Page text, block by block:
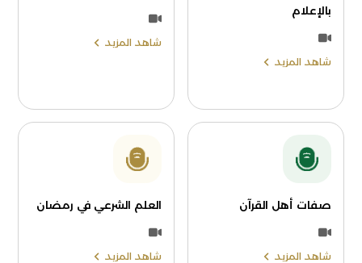
بالإعلام
شاهد المزيد
شاهد المزيد
صفات أهل القرآن
شاهد المزيد
العلم الشرعي في رمضان
شاهد المزيد